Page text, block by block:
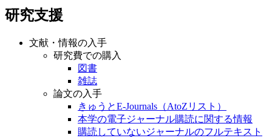
研究支援
文献・情報の入手
研究費での購入
図書
雑誌
論文の入手
きゅうとE-Journals（AtoZリスト）
本学の電子ジャーナル購読に関する情報
購読していないジャーナルのフルテキスト